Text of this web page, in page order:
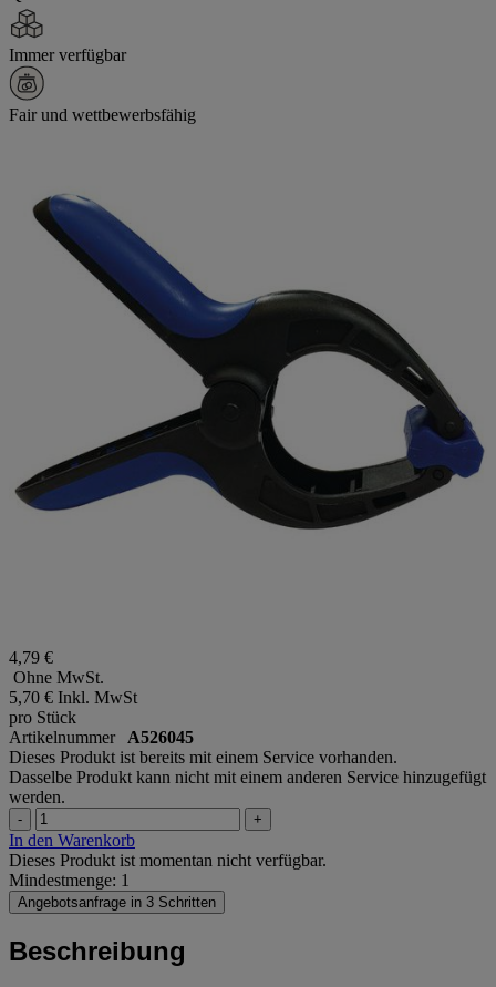
Immer verfügbar
Fair und wettbewerbsfähig
4,79 €
Ohne MwSt.
5,70 € Inkl. MwSt
pro Stück
Artikelnummer A526045
Dieses Produkt ist bereits mit einem Service vorhanden.
Dasselbe Produkt kann nicht mit einem anderen Service hinzugefügt
werden.
- +
In den Warenkorb
Dieses Produkt ist momentan nicht verfügbar.
Mindestmenge: 1
Angebotsanfrage in 3 Schritten
Beschreibung